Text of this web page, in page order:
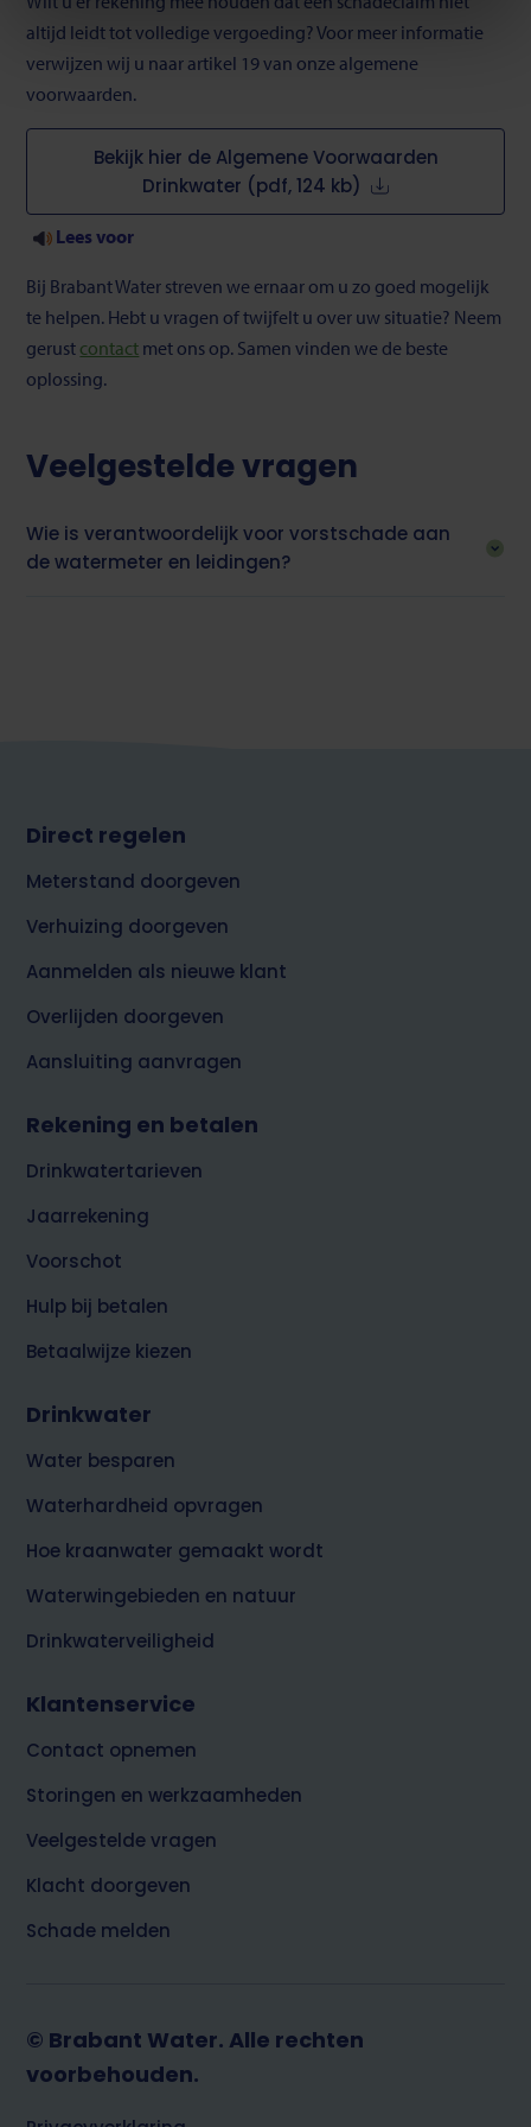
cookieverklaring.
U kunt uw toestemming op ieder moment wijzigen of
intrekken via de cookie instellingen button rechts
onderaan de pagina.
altijd leidt tot volledige vergoeding? Voor meer informatie
verwijzen wij u naar artikel 19 van onze algemene
voorwaarden.
Bekijk hier de Algemene Voorwaarden
Drinkwater (pdf, 124 kb)
Lees voor
Bij Brabant Water streven we ernaar om u zo goed mogelijk
te helpen. Hebt u vragen of twijfelt u over uw situatie? Neem
gerust contact met ons op. Samen vinden we de beste
oplossing.
Veelgestelde vragen
Wie is verantwoordelijk voor vorstschade aan
de watermeter en leidingen?
Footer
Direct regelen
Meterstand doorgeven
Verhuizing doorgeven
Aanmelden als nieuwe klant
Overlijden doorgeven
Aansluiting aanvragen
Rekening en betalen
Drinkwatertarieven
Jaarrekening
Voorschot
Hulp bij betalen
Betaalwijze kiezen
Drinkwater
Water besparen
Waterhardheid opvragen
Hoe kraanwater gemaakt wordt
Waterwingebieden en natuur
Drinkwaterveiligheid
Klantenservice
Contact opnemen
Storingen en werkzaamheden
Veelgestelde vragen
Klacht doorgeven
Schade melden
© Brabant Water. Alle rechten
voorbehouden.